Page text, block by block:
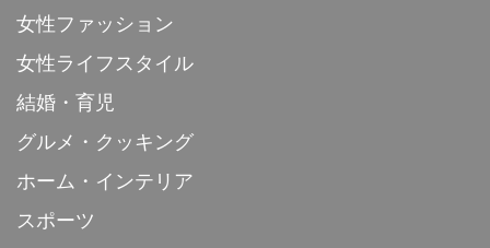
女性ファッション
女性ライフスタイル
結婚・育児
グルメ・クッキング
ホーム・インテリア
スポーツ